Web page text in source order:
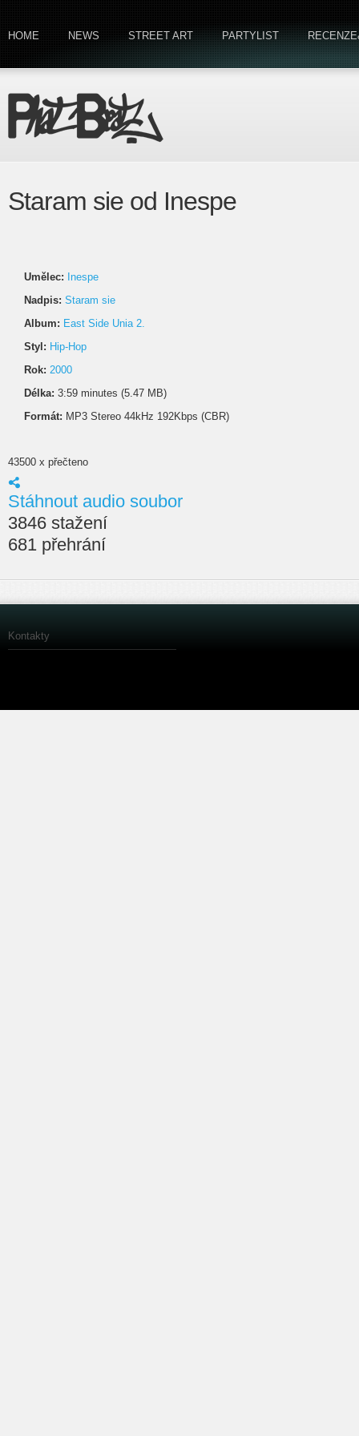
HOME NEWS STREET ART PARTYLIST
Staram sie od Inespe
Umělec: Inespe
Nadpis: Staram sie
Album: East Side Unia 2.
Styl: Hip-Hop
Rok: 2000
Délka: 3:59 minutes (5.47 MB)
Formát: MP3 Stereo 44kHz 192Kbps (CBR)
43500 x přečteno
Stáhnout audio soubor
3846 stažení
681 přehrání
Kontakty